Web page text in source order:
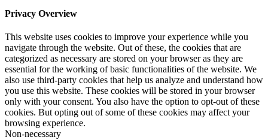
Privacy Overview
This website uses cookies to improve your experience while you
navigate through the website. Out of these, the cookies that are
categorized as necessary are stored on your browser as they are
essential for the working of basic functionalities of the website. We
also use third-party cookies that help us analyze and understand how
you use this website. These cookies will be stored in your browser
only with your consent. You also have the option to opt-out of these
cookies. But opting out of some of these cookies may affect your
browsing experience.
Non-necessary